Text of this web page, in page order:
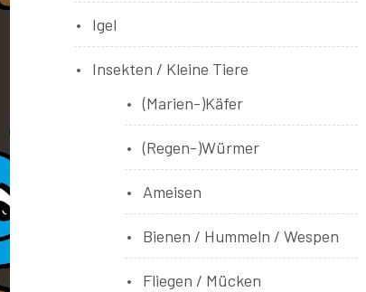
Igel
Insekten / Kleine Tiere
(Marien-)Käfer
(Regen-)Würmer
Ameisen
Bienen / Hummeln / Wespen
Fliegen / Mücken